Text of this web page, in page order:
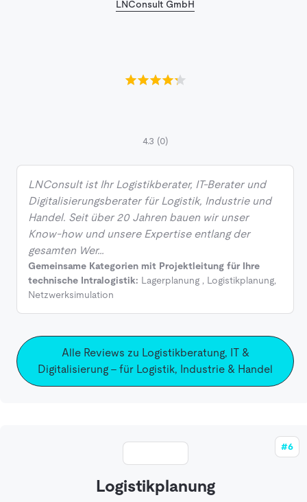
LNConsult GmbH
4.3 (0)
LNConsult ist Ihr Logistikberater, IT-Berater und
Digitalisierungsberater für Logistik, Industrie und
Handel. Seit über 20 Jahren bauen wir unser
Know-how und unsere Expertise entlang der
gesamten Wer…
Gemeinsame Kategorien mit Projektleitung für Ihre
technische Intralogistik: Lagerplanung , Logistikplanung,
Netzwerksimulation
Alle Reviews zu Logistikberatung, IT &
Digitalisierung - für Logistik, Industrie & Handel
#6
Logistikplanung